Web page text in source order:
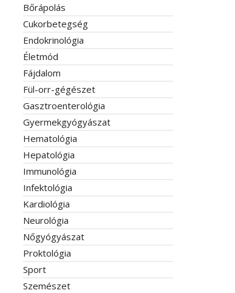
Bőrápolás
Cukorbetegség
Endokrinológia
Életmód
Fájdalom
Fül-orr-gégészet
Gasztroenterológia
Gyermekgyógyászat
Hematológia
Hepatológia
Immunológia
Infektológia
Kardiológia
Neurológia
Nőgyógyászat
Proktológia
Sport
Szemészet